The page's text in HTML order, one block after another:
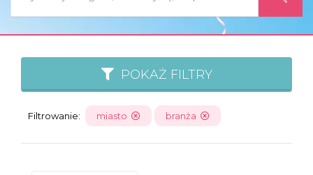
POKAŻ FILTRY
Filtrowanie: miasto branża